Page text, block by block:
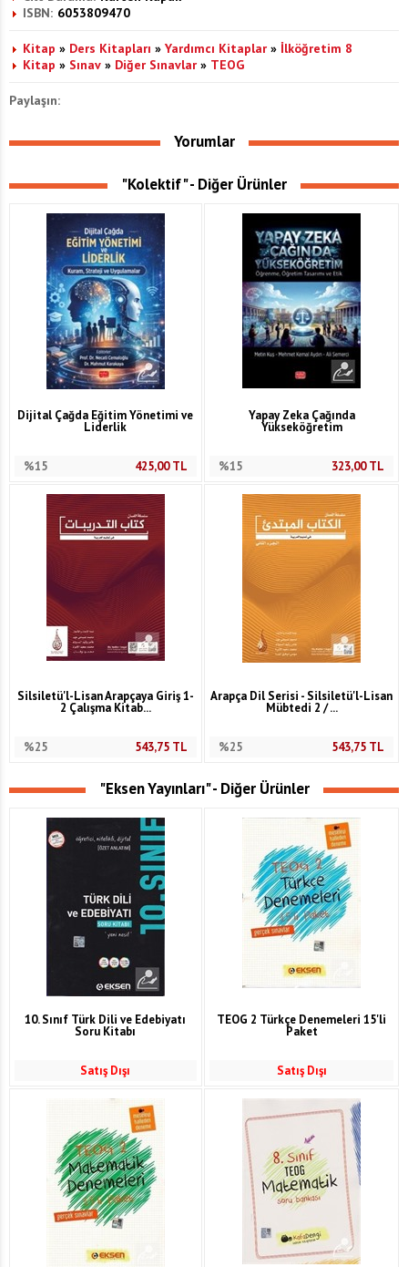
ISBN: 6053809470
Kitap » Ders Kitapları » Yardımcı Kitaplar » İlköğretim 8
Kitap » Sınav » Diğer Sınavlar » TEOG
Paylaşın:
Yorumlar
"Kolektif" - Diğer Ürünler
Dijital Çağda Eğitim Yönetimi ve
Liderlik
%15 425,00TL
Yapay Zeka Çağında
Yükseköğretim
%15 323,00TL
Silsiletü'l-Lisan Arapçaya Giriş 1-
2 Çalışma Kitab...
%25 543,75TL
Arapça Dil Serisi - Silsiletü'l-Lisan
Mübtedi 2 / ...
%25 543,75 TL
"Eksen Yayınları" - Diğer Ürünler
10. Sınıf Türk Dili ve Edebiyatı
Soru Kitabı
Satış Dışı
TEOG 2 Türkçe Denemeleri 15'li
Paket
Satış Dışı